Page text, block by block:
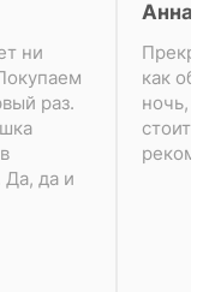
ни
раз.
Да, да и
Анна
как
ночь,
стоит